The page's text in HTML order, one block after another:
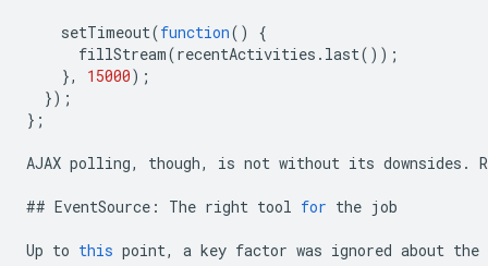
setTimeout(function()
{
fillStream(recentActivities . last());
},
15000);
});
};
AJAX polling, though, is not without its downsides .
## EventSource : The right tool for the job
Up to this point, a key factor was ignored about the